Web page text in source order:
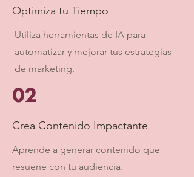
Optimiza tu Tiempo
Utiliza herramientas de IA para
automatizar y mejorar tus estrategias
de marketing.
02
Crea Contenido Impactante
Aprende a generar contenido que
resuene con tu audiencia.